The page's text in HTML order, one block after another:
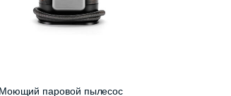
Моющий паровой пылесос